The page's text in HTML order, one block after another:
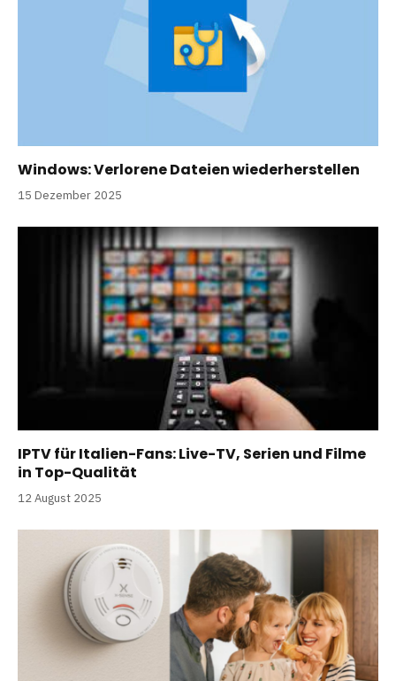
Windows: Verlorene Dateien wiederherstellen
15 Dezember 2025
IPTV für Italien-Fans: Live-TV, Serien und Filme
in Top-Qualität
12 August 2025